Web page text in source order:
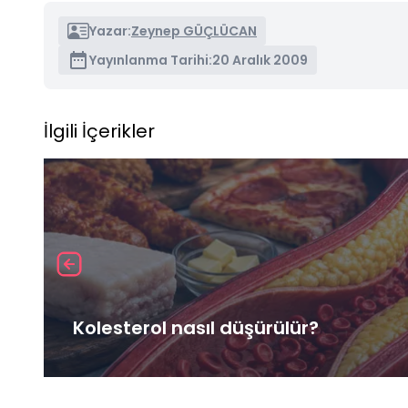
Yazar:Zeynep GÜÇLÜCAN
Yayınlanma Tarihi:20 Aralık 2009
İlgili İçerikler
Kolesterol nasıl düşürülür?